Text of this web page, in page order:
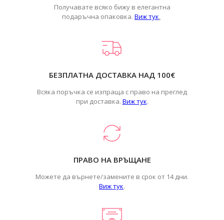
Получавате всяко бижу в елегантна
подаръчна опаковка. Виж тук.
БЕЗПЛАТНА ДОСТАВКА НАД 100€
Всяка поръчка се изпраща с право на преглед
при доставка. Виж тук.
ПРАВО НА ВРЪЩАНЕ
Можете да върнете/замените в срок от 14 дни.
Виж тук.